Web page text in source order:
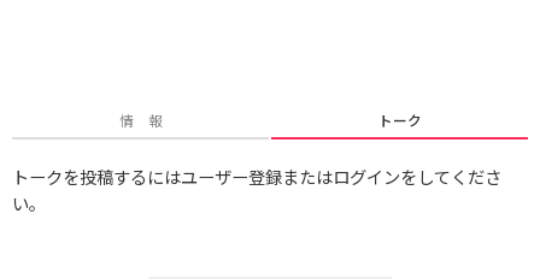
情 報 トーク
トークを投稿するにはユーザー登録またはログインをしてくださ
い。